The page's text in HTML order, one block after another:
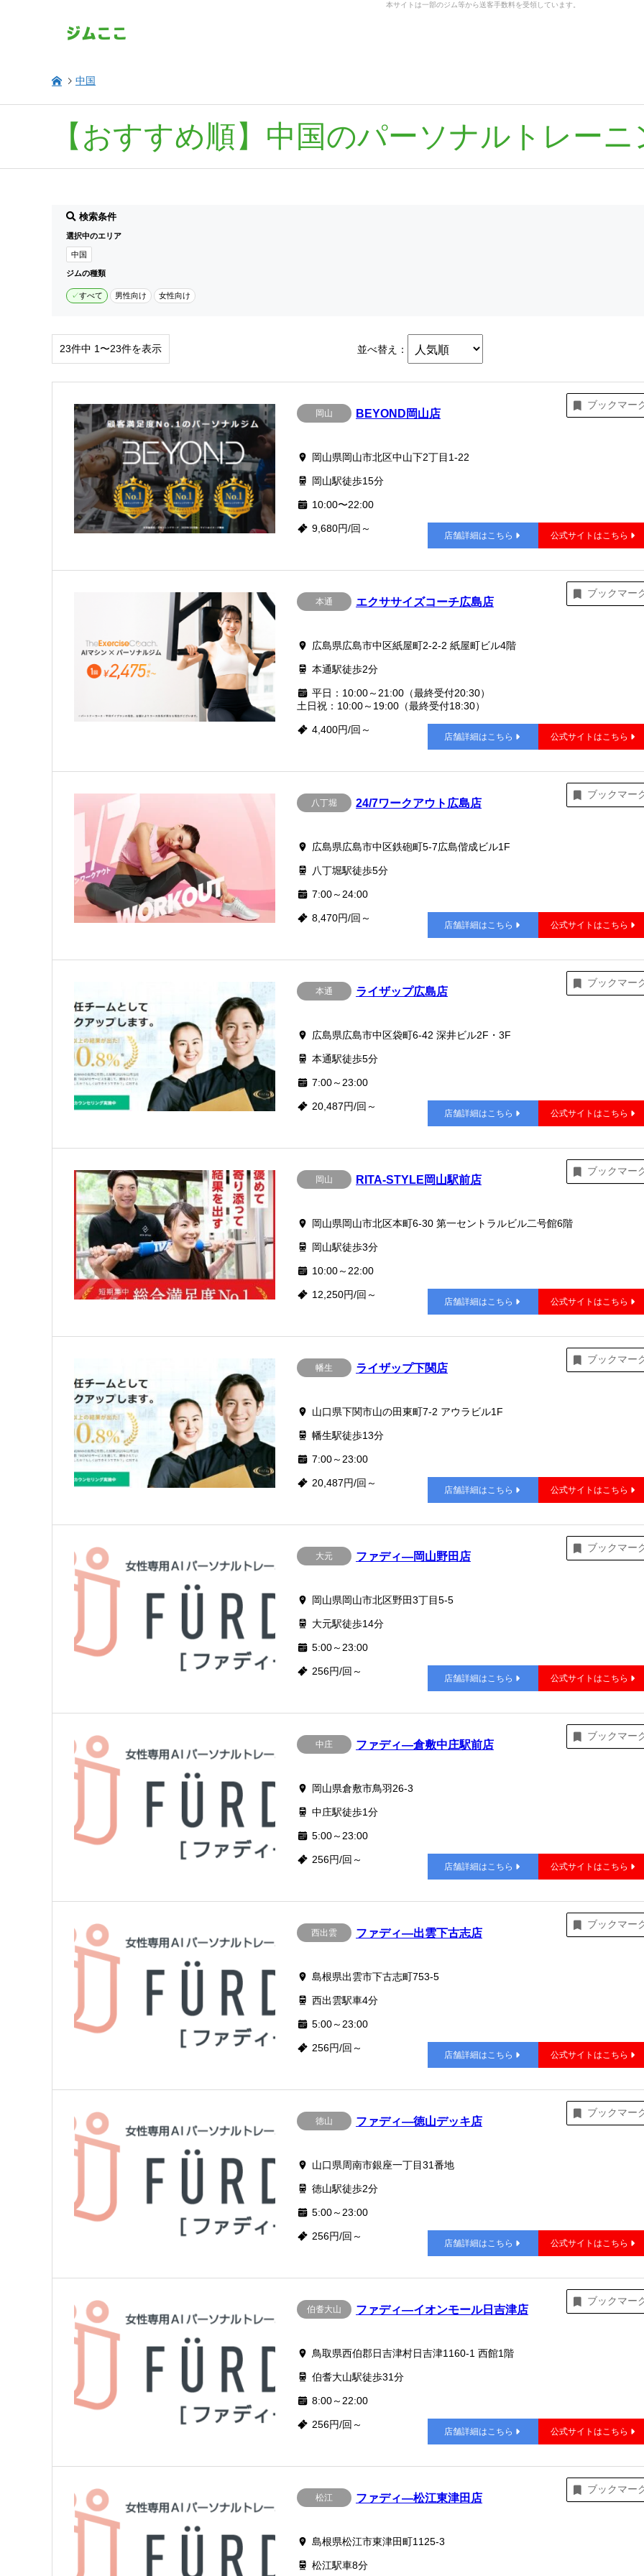
本サイトは一部のジム等から送客手数料を受領しています。
中国
【おすすめ順】中国のパーソナルトレー
検索条件
選択中のエリア
中国
ジムの種類
すべて 男性向け 女性向け
23件中 1〜23件を表示 並べ替え：
ブックマー
岡山 BEYOND岡山店
岡山県岡山市北区中山下2丁目1-22
岡山駅徒歩15分
10:00〜22:00
9,680円/回～
店舗詳細はこちら 公式サイトはこちら
ブックマー
本通 エクササイズコーチ広島店
広島県広島市中区紙屋町2-2-2 紙屋町ビル4階
本通駅徒歩2分
平日：10:00～21:00（最終受付20:30）
土日祝：10:00～19:00（最終受付18:30）
4,400円/回～
店舗詳細はこちら 公式サイトはこちら
ブックマー
八丁堀 24/7ワークアウト広島店
広島県広島市中区鉄砲町5-7広島偕成ビル1F
八丁堀駅徒歩5分
7:00～24:00
8,470円/回～
店舗詳細はこちら 公式サイトはこちら
ブックマー
本通 ライザップ広島店
広島県広島市中区袋町6-42 深井ビル2F・3F
本通駅徒歩5分
7:00～23:00
20,487円/回～
店舗詳細はこちら 公式サイトはこちら
ブックマー
岡山 RITA-STYLE岡山駅前店
岡山県岡山市北区本町6-30 第一セントラルビル二号館6階
岡山駅徒歩3分
10:00～22:00
12,250円/回～
店舗詳細はこちら 公式サイトはこちら
ブックマー
幡生 ライザップ下関店
山口県下関市山の田東町7-2 アウラビル1F
幡生駅徒歩13分
7:00～23:00
20,487円/回～
店舗詳細はこちら 公式サイトはこちら
ブックマー
大元 ファディ―岡山野田店
岡山県岡山市北区野田3丁目5-5
大元駅徒歩14分
5:00～23:00
256円/回～
店舗詳細はこちら 公式サイトはこちら
ブックマー
中庄 ファディ―倉敷中庄駅前店
岡山県倉敷市鳥羽26-3
中庄駅徒歩1分
5:00～23:00
256円/回～
店舗詳細はこちら 公式サイトはこちら
ブックマー
西出雲 ファディ―出雲下古志店
島根県出雲市下古志町753-5
西出雲駅車4分
5:00～23:00
256円/回～
店舗詳細はこちら 公式サイトはこちら
ブックマー
徳山 ファディ―徳山デッキ店
山口県周南市銀座一丁目31番地
徳山駅徒歩2分
5:00～23:00
256円/回～
店舗詳細はこちら 公式サイトはこちら
ブックマー
伯耆大山 ファディ―イオンモール日吉津店
鳥取県西伯郡日吉津村日吉津1160-1 西館1階
伯耆大山駅徒歩31分
8:00～22:00
256円/回～
店舗詳細はこちら 公式サイトはこちら
ブックマー
松江 ファディ―松江東津田店
島根県松江市東津田町1125-3
松江駅車8分